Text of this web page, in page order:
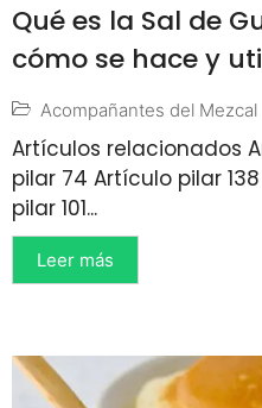
Qué es la Sal de
cómo se hace y
Acompañantes del Mezcal
Artículos relacionados
pilar 74 Artículo pilar
pilar 101...
Leer más